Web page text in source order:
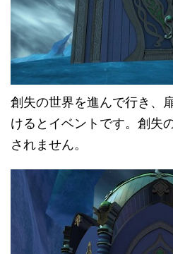
創失の世界を進んで行き、
けるとイベントです。創失
されません。